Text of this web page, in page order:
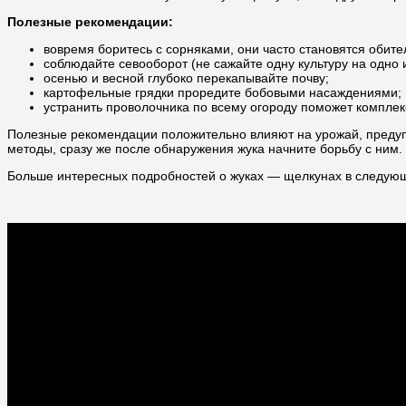
Полезные рекомендации:
вовремя боритесь с сорняками, они часто становятся
соблюдайте севооборот (не сажайте одну культуру на
осенью и весной глубоко перекапывайте почву;
картофельные грядки проредите бобовыми насаждениями;
устранить проволочника по всему огороду поможет
Полезные рекомендации положительно влияют на урожай,
методы, сразу же после обнаружения жука начните борьбу с
Больше интересных подробностей о жуках — щелкунах в